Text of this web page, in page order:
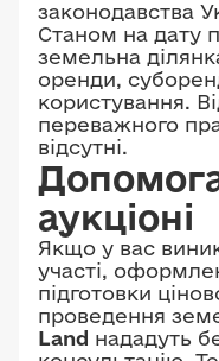
законодавства
Станом на дату
земельна
оренди,
користування.
переважного
відсутні.
аукціоні
Якщо у вас
участі,
підготовки
проведення
Land нададуть